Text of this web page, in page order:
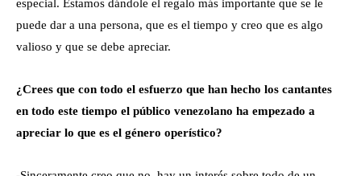
especial. Estamos dándole el regalo más importante que se le
puede dar a una persona, que es el tiempo y creo que es algo
valioso y que se debe apreciar.
¿Crees que con todo el esfuerzo que han hecho los cantantes
en todo este tiempo el público venezolano ha empezado a
apreciar lo que es el género operístico?